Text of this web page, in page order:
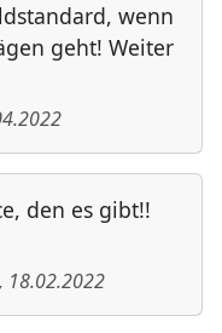
wenn
geht! Weiter
den es gibt!!
, 18.02.2022